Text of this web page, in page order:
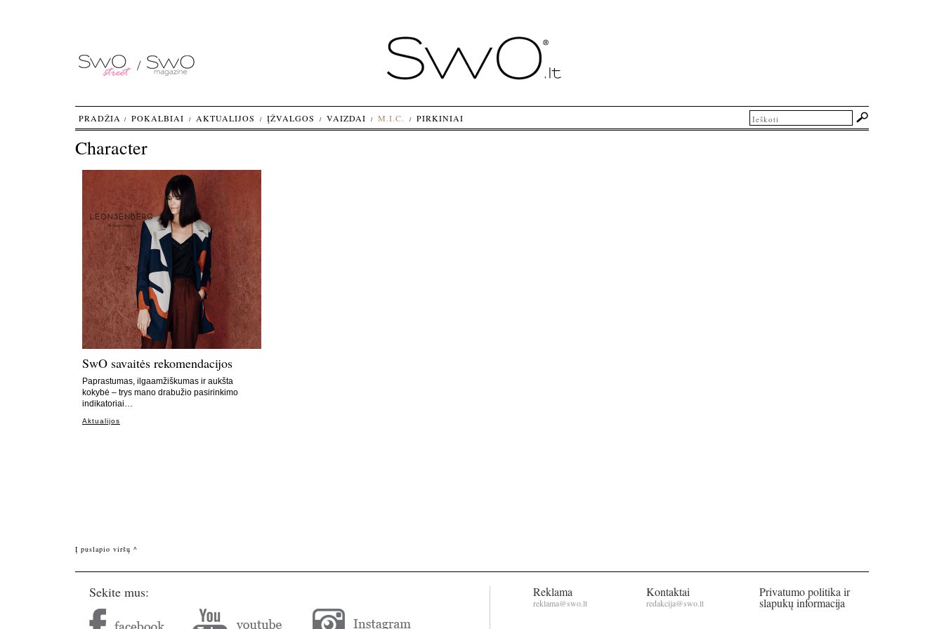
Character
SwO savaitės rekomendacijos
Paprastumas, ilgaamžiškumas ir aukšta
kokybė – trys mano drabužio pasirinkimo
indikatoriai…
Aktualijos
PRADŽIA POKALBIAI AKTUALIJOS ĮŽVALGOS VAIZDAI M.I.C. PIRKINIAI
Į puslapio viršų ^
Sekite mus: Reklama
reklama@swo.lt
Kontaktai
redakcija@swo.lt
Privatumo politika ir
slapukų informacija